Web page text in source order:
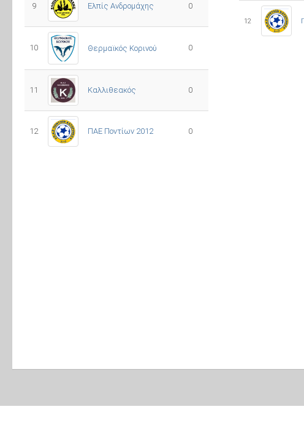
12
9 Ελπίς Ανδρομάχης 0
10 Θερμαϊκός Κορινού 0
11 Καλλιθεακός 0
12 ΠΑΕ Ποντίων 2012 0